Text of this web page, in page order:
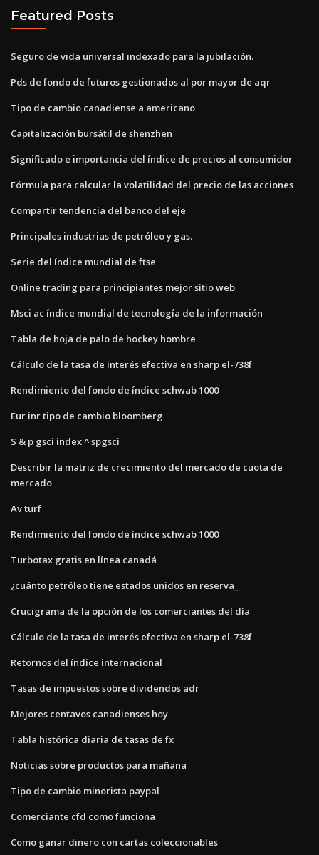
Featured Posts
Seguro de vida universal indexado para la jubilación.
Pds de fondo de futuros gestionados al por mayor de aqr
Tipo de cambio canadiense a americano
Capitalización bursátil de shenzhen
Significado e importancia del índice de precios al consumidor
Fórmula para calcular la volatilidad del precio de las acciones
Compartir tendencia del banco del eje
Principales industrias de petróleo y gas.
Serie del índice mundial de ftse
Online trading para principiantes mejor sitio web
Msci ac índice mundial de tecnología de la información
Tabla de hoja de palo de hockey hombre
Cálculo de la tasa de interés efectiva en sharp el-738f
Rendimiento del fondo de índice schwab 1000
Eur inr tipo de cambio bloomberg
S & p gsci index ^ spgsci
Describir la matriz de crecimiento del mercado de cuota de
mercado
Av turf
Rendimiento del fondo de índice schwab 1000
Turbotax gratis en línea canadá
¿cuánto petróleo tiene estados unidos en reserva_
Crucigrama de la opción de los comerciantes del día
Cálculo de la tasa de interés efectiva en sharp el-738f
Retornos del índice internacional
Tasas de impuestos sobre dividendos adr
Mejores centavos canadienses hoy
Tabla histórica diaria de tasas de fx
Noticias sobre productos para mañana
Tipo de cambio minorista paypal
Comerciante cfd como funciona
Como ganar dinero con cartas coleccionables